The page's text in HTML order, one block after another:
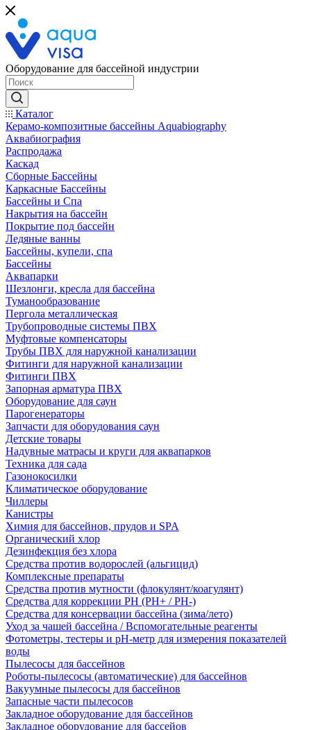
Оборудование для бассейной индустрии
Каталог
Керамо-композитные бассейны Aquabiography
Аквабиография
Распродажа
Каскад
Сборные Бассейны
Каркасные Бассейны
Бассейны и Спа
Накрытия на бассейн
Покрытие под бассейн
Ледяные ванны
Бассейны, купели, спа
Бассейны
Аквапарки
Шезлонги, кресла для бассейна
Туманообразование
Пергола металлическая
Трубопроводные системы ПВХ
Муфтовые компенсаторы
Трубы ПВХ для наружной канализации
Фитинги для наружной канализации
Фитинги ПВХ
Запорная арматура ПВХ
Оборудование для саун
Парогенераторы
Запчасти для оборудования саун
Детские товары
Надувные матрасы и круги для аквапарков
Техника для сада
Газонокосилки
Климатическое оборудование
Чиллеры
Канистры
Химия для бассейнов, прудов и SPA
Органический хлор
Дезинфекция без хлора
Средства против водорослей (альгицид)
Комплексные препараты
Средства против мутности (флокулянт/коагулянт)
Средства для коррекции PH (PH+ / PH-)
Средства для консервации бассейна (зима/лето)
Уход за чашей бассейна / Вспомогательные реагенты
Фотометры, тестеры и рН-метр для измерения показателей
воды
Пылесосы для бассейнов
Роботы-пылесосы (автоматические) для бассейнов
Вакуумные пылесосы для бассейнов
Запасные части пылесосов
Закладное оборудование для бассейнов
Закладное оборудование для бассейов